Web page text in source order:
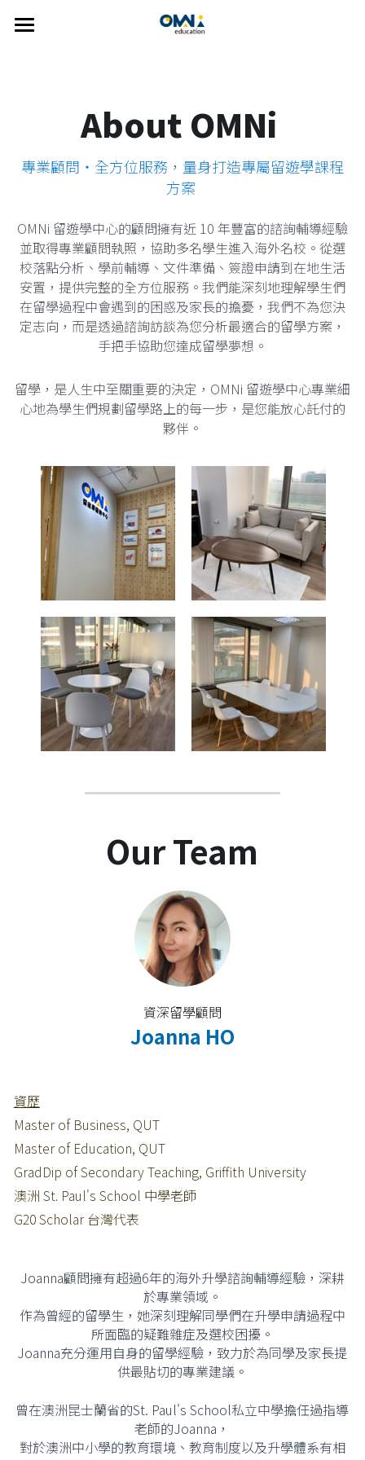
關於我們
我們的服務
選擇國家
澳洲
美國
歐洲
👍🏻 推薦方案
主題遊學方案
英語學習輔導
英語家教
雅思考試相關
搜索
繁體中文
About OMNi
專業顧問・全方位服務，量身打造專屬留遊學課程
方案
OMNi 留遊學中心的顧問擁有近 10 年豐富的諮詢輔導經驗
並取得專業顧問執照，協助多名學生進入海外名校。從選
校落點分析、學前輔導、文件準備、簽證申請到在地生活
安置，提供完整的全方位服務。我們能深刻地理解學生們
在留學過程中會遇到的困惑及家長的擔憂，我們不為您決
定志向，而是透過諮詢訪談為您分析最適合的留學方案，
手把手協助您達成留學夢想。
留學，是人生中至關重要的決定，OMNi 留遊學中心專業細
心地為學生們規劃留學路上的每一步，是您能放心託付的
夥伴。
Our Team
資深留學顧問
Joanna HO
資歷
Master of Business, QUT
Master of Education, QUT
GradDip of Secondary Teaching, Griffith University
澳洲 St. Paul's School 中學老師
G20 Scholar 台灣代表
Joanna顧問擁有超過6年的海外升學諮詢輔導經驗，深耕
於專業領域。
作為曾經的留學生，她深刻理解同學們在升學申請過程中
所面臨的疑難雜症及選校困擾。
Joanna充分運用自身的留學經驗，致力於為同學及家長提
供最貼切的專業建議。
曾在澳洲昆士蘭省的St. Paul's School私立中學擔任過指導
老師的Joanna，
對於澳洲中小學的教育環境、教育制度以及升學體系有相
部落格分類
CDU
Johns Hopkins University
UTAS
SUT
澳洲產業介紹
BHMS
La Trobe University